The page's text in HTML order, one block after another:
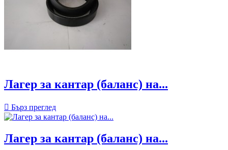
Лагер за кантар (баланс) на...
 Бърз преглед
Лагер за кантар (баланс) на...